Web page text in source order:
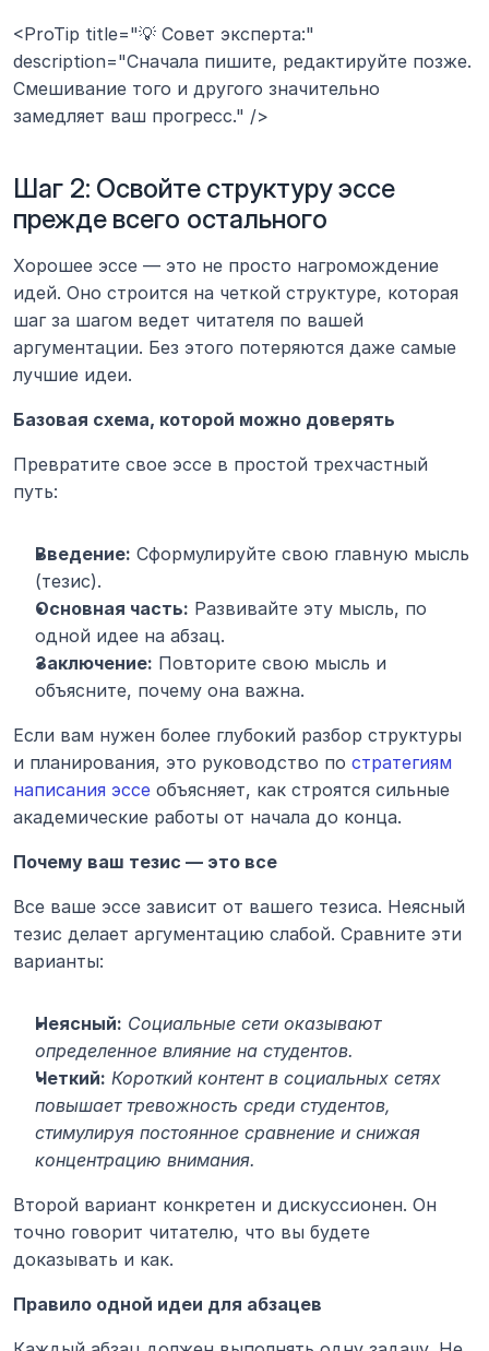
<ProTip title="💡 Совет эксперта:"
description="Сначала пишите, редактируйте позже.
Смешивание того и другого значительно
замедляет ваш прогресс." />
Шаг 2: Освойте структуру эссе
прежде всего остального
Хорошее эссе — это не просто нагромождение
идей. Оно строится на четкой структуре, которая
шаг за шагом ведет читателя по вашей
аргументации. Без этого потеряются даже самые
лучшие идеи.
Базовая схема, которой можно доверять
Превратите свое эссе в простой трехчастный
путь:
Введение: Сформулируйте свою главную мысль
(тезис).
Основная часть: Развивайте эту мысль, по
одной идее на абзац.
Заключение: Повторите свою мысль и
объясните, почему она важна.
Если вам нужен более глубокий разбор структуры
и планирования, это руководство по стратегиям
написания эссе объясняет, как строятся сильные
академические работы от начала до конца.
Почему ваш тезис — это все
Все ваше эссе зависит от вашего тезиса. Неясный
тезис делает аргументацию слабой. Сравните эти
варианты:
Неясный: Социальные сети оказывают
определенное влияние на студентов.
Четкий: Короткий контент в социальных сетях
повышает тревожность среди студентов,
стимулируя постоянное сравнение и снижая
концентрацию внимания.
Второй вариант конкретен и дискуссионен. Он
точно говорит читателю, что вы будете
доказывать и как.
Правило одной идеи для абзацев